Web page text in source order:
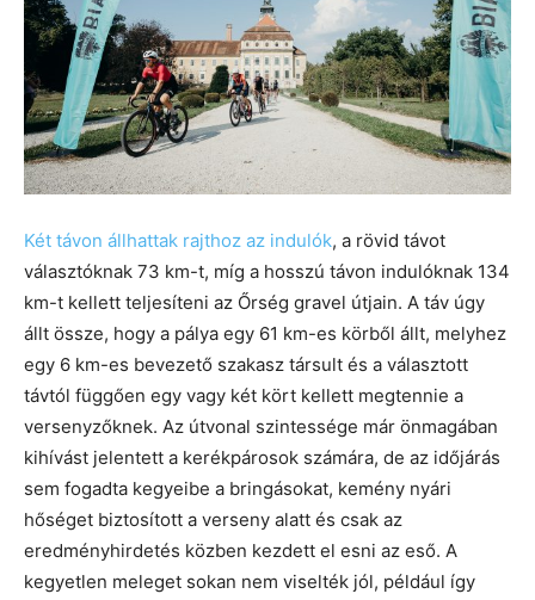
Két távon állhattak rajthoz az indulók, a rövid távot
választóknak 73 km-t, míg a hosszú távon indulóknak 134
km-t kellett teljesíteni az Őrség gravel útjain. A táv úgy
állt össze, hogy a pálya egy 61 km-es körből állt, melyhez
egy 6 km-es bevezető szakasz társult és a választott
távtól függően egy vagy két kört kellett megtennie a
versenyzőknek. Az útvonal szintessége már önmagában
kihívást jelentett a kerékpárosok számára, de az időjárás
sem fogadta kegyeibe a bringásokat, kemény nyári
hőséget biztosított a verseny alatt és csak az
eredményhirdetés közben kezdett el esni az eső. A
kegyetlen meleget sokan nem viselték jól, például így